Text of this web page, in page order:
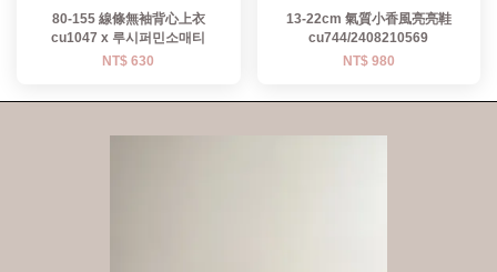
80-155 線條無袖背心上衣
cu1047 x 루시퍼민소매티
NT$ 630
13-22cm 氣質小香風亮亮鞋
cu744/2408210569
NT$ 980